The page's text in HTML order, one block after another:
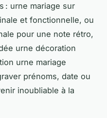
: urne mariage sur
et fonctionnelle, ou
pour une note rétro,
urne décoration
urne mariage
prénoms, date ou
inoubliable à la